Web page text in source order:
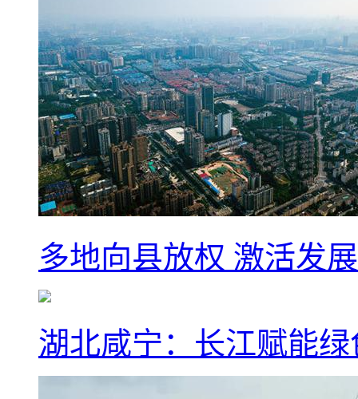
多地向县放权 激活发
湖北咸宁：长江赋能